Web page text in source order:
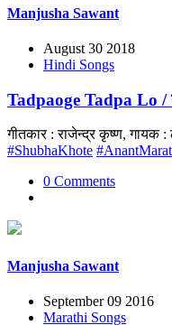
Manjusha Sawant
August 30 2018
Hindi Songs
Tadpaoge Tadpa Lo /
गीतकार : राजेन्द्र कृष्ण, गायक
#ShubhaKhote
0 Comments
Manjusha Sawant
September 09 2016
Marathi Songs